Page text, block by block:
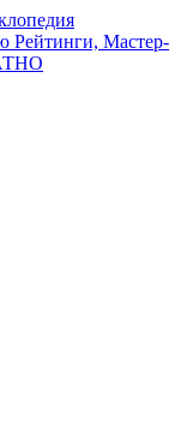
Рейтинги, Мастер-